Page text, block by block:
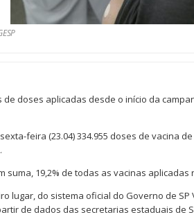
de doses aplicadas desde o início da
feira (23.04) 334.955 doses de vacina
suma, 19,2% de todas as vacinas aplicadas
lugar, do sistema oficial do Governo de SP
de dados das secretarias estaduais de